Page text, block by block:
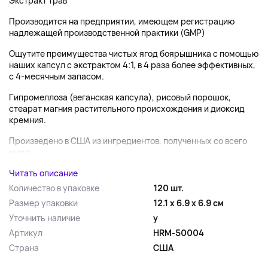
Производится на предприятии, имеющем регистрацию
надлежащей производственной практики (GMP)
Ощутите преимущества чистых ягод боярышника с помощью
наших капсул с экстрактом 4:1, в 4 раза более эффективных,
с 4-месячным запасом.
Гипромеллоза (веганская капсула), рисовый порошок,
стеарат магния растительного происхождения и диоксид
кремния.
​Произведено в США из ингредиентов, полученных со всего
мира. ...
Читать описание
Количество в упаковке
120 шт.
Размер упаковки
12.1 x 6.9 x 6.9 см
Уточнить наличие
y
Артикул
HRM-50004
Страна
США